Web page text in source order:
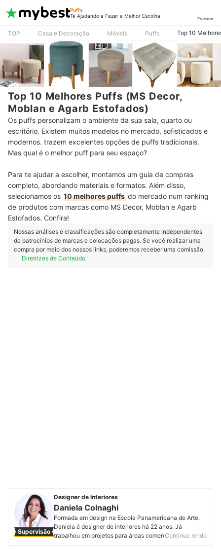
Puffs
Te Ajudando a Fazer a Melhor Escolha
Procurar
TOP Casa e Decoração Móveis Puffs Top 10
Top 10 Melhores Puffs (MS Decor,
Moblan e Agarb Estofados)
Os puffs personalizam o ambiente da sua sala, quarto ou
escritório. Existem muitos modelos no mercado, sofisticados e
modernos. trazem excelentes opções de puffs tradicionais.
Mas qual é o melhor puff para seu espaço?
Para te ajudar a escolher, montamos um guia de compras
completo, abordando materiais e formatos. Além disso,
selecionamos os 10 melhores puffs do mercado num ranking
de produtos com marcas como MS Decor, Moblan e Agarb
Estofados. Confira!
Nossas análises e classificações são completamente independentes
de patrocínios de marcas e colocações pagas. Se você realizar uma
compra por meio dos nossos links, poderemos receber uma comissão.
Diretrizes de Conteúdo
Supervisão
Designer de Interiores
Daniela Colnaghi
Formada em design na Escola Panamericana de Arte,
Daniela é designer de interiores há 22 anos. Já
trabalhou em projetos para áreas comerciais eContinue lendo